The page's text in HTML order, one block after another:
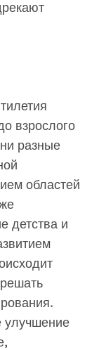
взрослого
разные
областей
детства и
улучшение